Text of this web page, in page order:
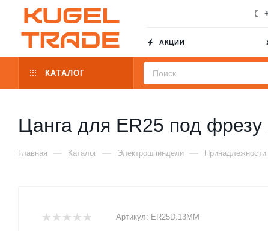
АКЦИИ
КАТАЛОГ
Цанга для ER25 под
Главная — Каталог — Электрошпиндели —
Артикул: ER25D.13MM